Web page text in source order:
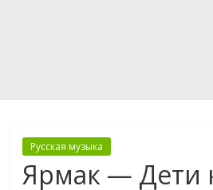
Русская музыка
Ярмак — Дети